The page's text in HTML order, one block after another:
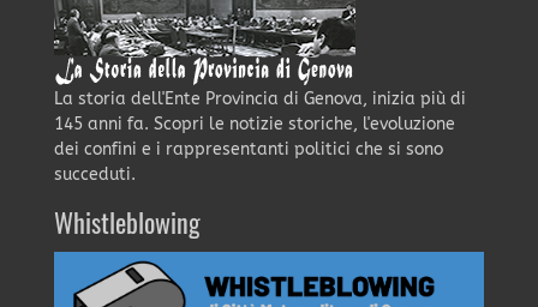
La storia dell'Ente Provincia di Genova, inizia più di
145 anni fa. Scopri le notizie storiche, l'evoluzione
dei confini e i rappresentanti politici che si sono
succeduti.
Whistleblowing